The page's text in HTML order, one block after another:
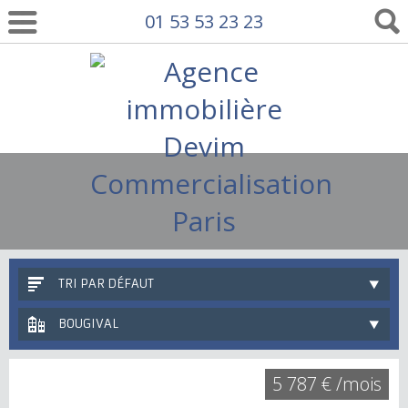
01 53 53 23 23
TRI PAR DÉFAUT
BOUGIVAL
5 787 € /mois